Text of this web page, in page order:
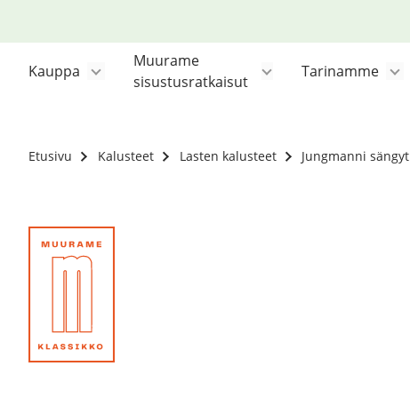
Kauppa
Muurame
sisustusratkaisut
Tarinamme
Etusivu Kalusteet Lasten kalusteet Jungmanni sängyt